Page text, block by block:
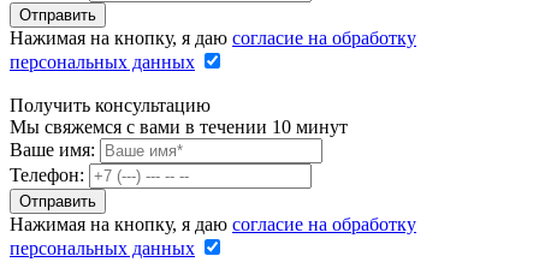
Нажимая на кнопку, я даю согласие на обработку
персональных данных
Получить консультацию
Мы свяжемся с вами в течении 10 минут
Ваше имя:
Телефон:
Нажимая на кнопку, я даю согласие на обработку
персональных данных